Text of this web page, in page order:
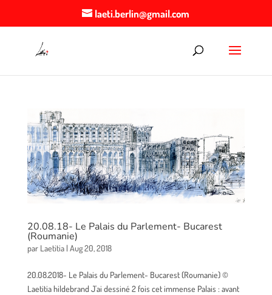
laeti.berlin@gmail.com
20.08.18- Le Palais du Parlement- Bucarest
(Roumanie)
par Laetitia| Aug 20, 2018
20.08.2018- Le Palais du Parlement- Bucarest (Roumanie) ©
Laetitia hildebrand J'ai dessiné 2 fois cet immense Palais : avant